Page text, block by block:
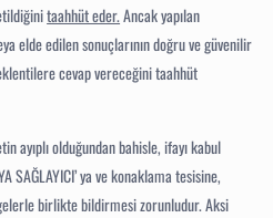
taahhüt eder.Ancak yapılan
elde edilen sonuçlarının doğru ve güvenilir
cevap vereceğini taahhüt
ayıplı olduğundan bahisle, ifayı kabul
SAĞLAYICI’ ya ve konaklama tesisine,
birlikte bildirmesi zorunludur. Aksi